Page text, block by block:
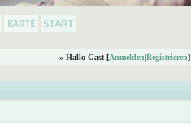
» Hallo Gast [Anmelden|Registrieren]